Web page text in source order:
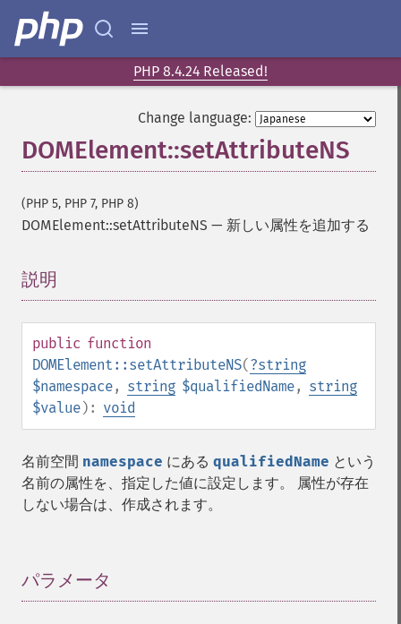
PHP 8.4.24 Released!
Change language:
DOMElement::setAttributeNS
(PHP 5, PHP 7, PHP 8)
DOMElement::setAttributeNS — 新しい属性を追加する
説明
public function
DOMElement::setAttributeNS(?string
$namespace, string $qualifiedName, string
$value): void
名前空間 namespace にある qualifiedName という
名前の属性を、指定した値に設定します。 属性が存在
しない場合は、作成されます。
パラメータ